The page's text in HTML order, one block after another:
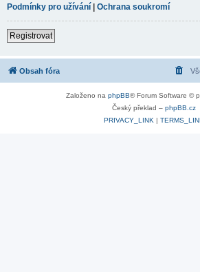
Podmínky pro užívání | Ochrana soukromí
Registrovat
Obsah fóra
Založeno na phpBB® Forum Software ©
Český překlad – phpBB.cz
PRIVACY_LINK |